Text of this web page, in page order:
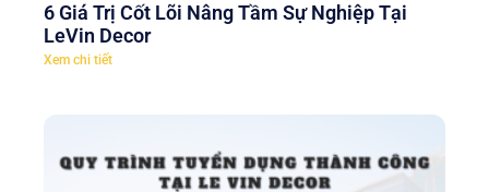
6 Giá Trị Cốt Lõi Nâng Tầm Sự Nghiệp Tại
LeVin Decor
Xem chi tiết